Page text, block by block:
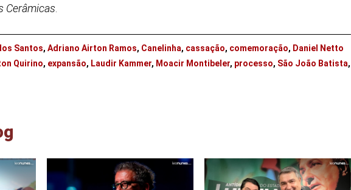
Cerâmicas
Santos, Adriano Airton Ramos, Canelinha, cassação, comemoração, Daniel Netto
Quirino, expansão, Laudir Kammer, Moacir Montibeler, processo, São João Batista,